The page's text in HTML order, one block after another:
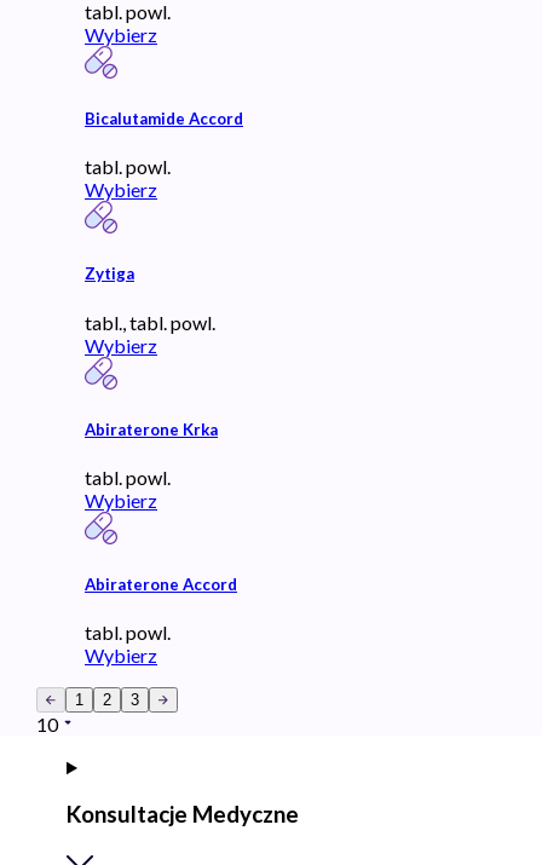
tabl. powl.
Wybierz
Bicalutamide Accord
tabl. powl.
Wybierz
Zytiga
tabl., tabl. powl.
Wybierz
Abiraterone Krka
tabl. powl.
Wybierz
Abiraterone Accord
tabl. powl.
Wybierz
1 2 3
10
Konsultacje Medyczne